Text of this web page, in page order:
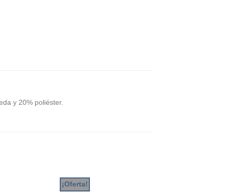
y 20% poliéster.
¡Oferta!